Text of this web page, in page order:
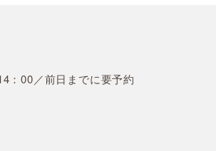
：00／前日までに要予約